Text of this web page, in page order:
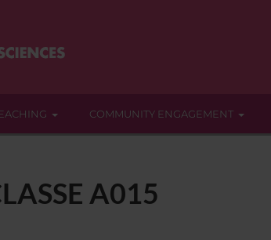
COMMUNITY ENGAGEMENT
A015